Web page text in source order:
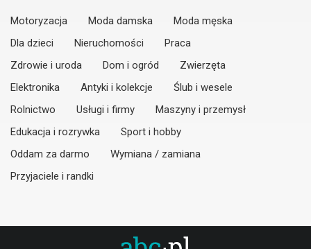
Motoryzacja Moda damska
Moda męska
Dla dzieci
Nieruchomości
Praca
Zdrowie i uroda
Dom i ogród
Zwierzęta
Elektronika
Antyki i kolekcje
Ślub i wesele
Rolnictwo
Usługi i firmy
Maszyny i przemysł
Edukacja i rozrywka
Sport i hobby
Oddam za darmo
Wymiana / zamiana
Przyjaciele i randki